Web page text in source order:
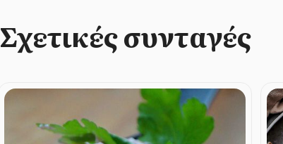
Σχετικές συνταγές